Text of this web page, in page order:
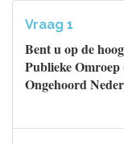
Vraag 1
Bent u op de
Publieke Omroep
Ongehoord